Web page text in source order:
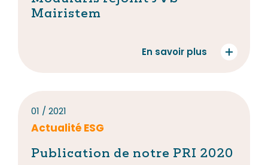
Mairistem
En savoir plus
01 / 2021
Actualité ESG
Publication de notre PRI 2020